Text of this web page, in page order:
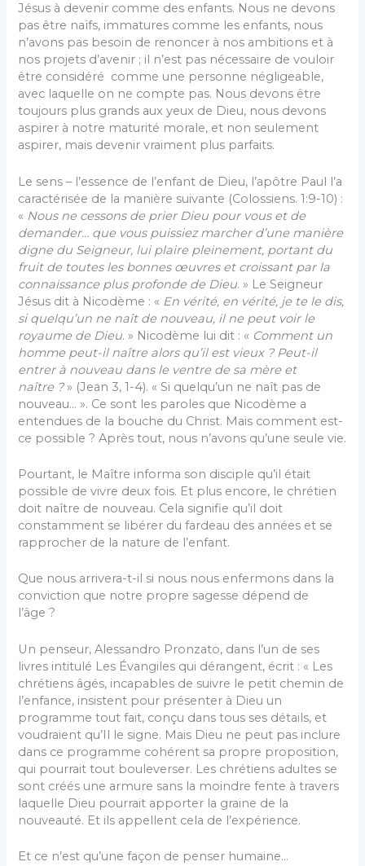
Jésus à devenir comme des enfants. Nous ne devons
pas être naïfs, immatures comme les enfants, nous
n’avons pas besoin de renoncer à nos ambitions et à
nos projets d’avenir ; il n’est pas nécessaire de vouloir
être considéré comme une personne négligeable,
avec laquelle on ne compte pas. Nous devons être
toujours plus grands aux yeux de Dieu, nous devons
aspirer à notre maturité morale, et non seulement
aspirer, mais devenir vraiment plus parfaits.
Le sens – l’essence de l’enfant de Dieu, l’apôtre Paul l’a
caractérisée de la manière suivante (Colossiens. 1:9-10) :
« Nous ne cessons de prier Dieu pour vous et de
demander… que vous puissiez marcher d’une manière
digne du Seigneur, lui plaire pleinement, portant du
fruit de toutes les bonnes œuvres et croissant par la
connaissance plus profonde de Dieu. » Le Seigneur
Jésus dit à Nicodème : « En vérité, en vérité, je te le dis,
si quelqu’un ne naît de nouveau, il ne peut voir le
royaume de Dieu. » Nicodème lui dit : « Comment un
homme peut-il naître alors qu’il est vieux ? Peut-il
entrer à nouveau dans le ventre de sa mère et
naître ?» (Jean 3, 1-4). « Si quelqu’un ne naît pas de
nouveau… ». Ce sont les paroles que Nicodème a
entendues de la bouche du Christ. Mais comment est-
ce possible ? Après tout, nous n’avons qu’une seule vie.
Pourtant, le Maître informa son disciple qu’il était
possible de vivre deux fois. Et plus encore, le chrétien
doit naître de nouveau. Cela signifie qu’il doit
constamment se libérer du fardeau des années et se
rapprocher de la nature de l’enfant.
Que nous arrivera-t-il si nous nous enfermons dans la
conviction que notre propre sagesse dépend de
l’âge ?
Un penseur, Alessandro Pronzato, dans l’un de ses
livres intitulé Les Évangiles qui dérangent, écrit : « Les
chrétiens âgés, incapables de suivre le petit chemin de
l’enfance, insistent pour présenter à Dieu un
programme tout fait, conçu dans tous ses détails, et
voudraient qu’Il le signe. Mais Dieu ne peut pas inclure
dans ce programme cohérent sa propre proposition,
qui pourrait tout bouleverser. Les chrétiens adultes se
sont créés une armure sans la moindre fente à travers
laquelle Dieu pourrait apporter la graine de la
nouveauté. Et ils appellent cela de l’expérience.
Et ce n’est qu’une façon de penser humaine…